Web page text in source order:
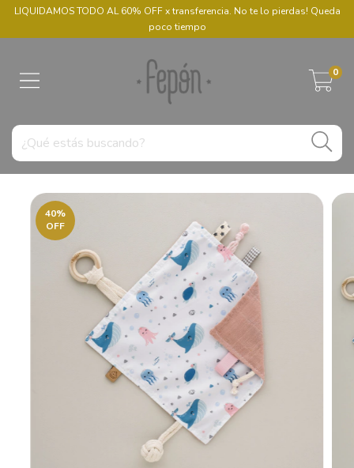
LIQUIDAMOS TODO AL 60% OFF x transferencia. No te lo pierdas! Queda
poco tiempo
0
40%
OFF